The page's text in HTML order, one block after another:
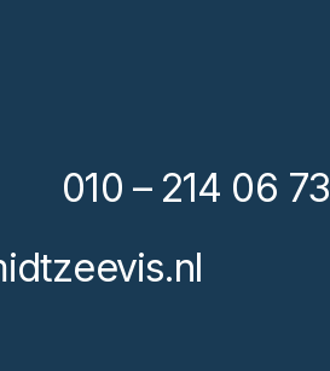
010 – 214 06 73